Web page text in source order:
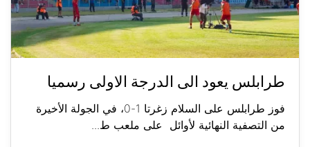
طرابلس يعود الى الدرجة الاولى رسميا
فوز طرابلس على السلام زغرتا 1-0، في الجولة الأخيرة
من التصفية النهائية لأوائل على ملعب ط...